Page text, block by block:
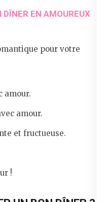
EN AMOUREUX
pour votre
amour.
amour.
et fructueuse.
!